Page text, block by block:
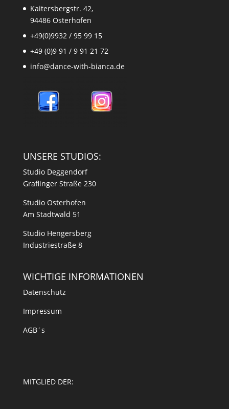
Kaitersbergstr. 42,
94486 Osterhofen
+49(0)9932 / 95 99 15
+49 (0)9 91 / 9 91 21 72
info@dance-with-bianca.de
UNSERE STUDIOS:
Studio Deggendorf
Graflinger Straße 230
Studio Osterhofen
Am Stadtwald 51
Studio Hengersberg
Industriestraße 8
WICHTIGE INFORMATIONEN
Datenschutz
Impressum
AGB´s
MITGLIED DER: